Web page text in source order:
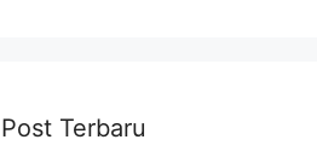
Post Terbaru